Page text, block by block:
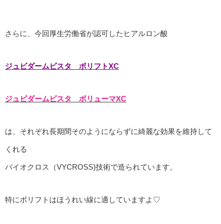
さらに、今回厚生労働省が認可したヒアルロン酸
ジュビダームビスタ ボリフトXC
ジュビダームビスタ ボリューマXC
は、それぞれ長期間そのようにならずに綺麗な効果を維持して
くれる
バイオクロス（VYCROSS)技術で造られています。
特にボリフトはほうれい線に適していますよ♡